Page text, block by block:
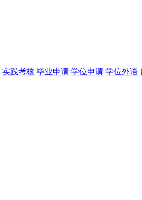
实践考核 毕业申请 学位申请 学位外语